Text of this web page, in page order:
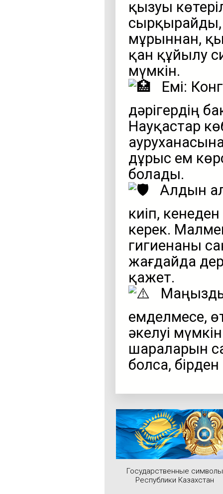
қызуы
сырқырайды,
мұрыннан,
қан құйылу
мүмкін.
Емі:
дәрігердің
Науқастар
дұрыс ем
болады.
Алдын
киіп,
керек.
гигиенаны
жағдайда
қажет.
емделмесе,
әкелуі
шараларын
болса,
Государственные символы
Республики Казахстан